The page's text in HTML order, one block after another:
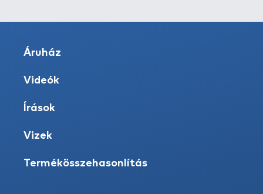
Áruház
Videók
Írások
Vizek
Termékösszehasonlítás